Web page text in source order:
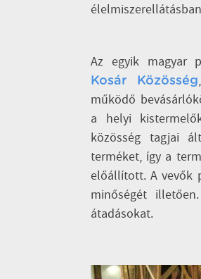
Az egyik magyar
Kosár Közösség
működő
a helyi
közösség tagjai
terméket, így a
előállított. A vevők
minőségét
átadásokat.